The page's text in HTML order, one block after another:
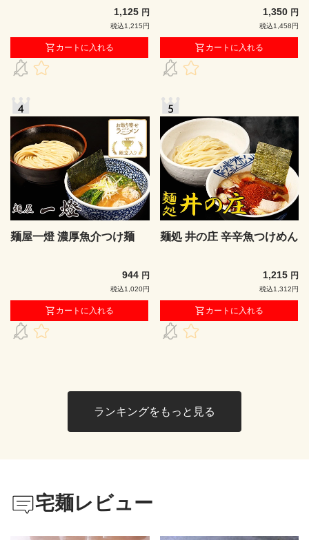
1,125 円
税込1,215円
カートに入れる
1,350 円
税込1,458円
カートに入れる
麺屋一燈 濃厚魚介つけ麺
944 円
税込1,020円
カートに入れる
麺処 井の庄 辛辛魚つけめん
1,215 円
税込1,312円
カートに入れる
ランキングをもっと見る
宅麺レビュー